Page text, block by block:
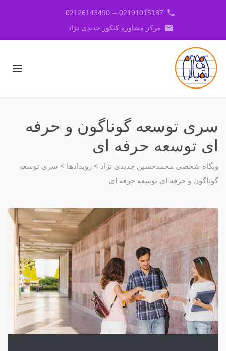
phone
02191015187 -- 02126143490
email مرکز مشاوره کنکور جدیدی نژاد
سری توسعه گوناگون و حرفه
ای توسعه حرفه ای
وبگاه شخصی محمدحسین جدیدی نژاد > رویدادها > سری توسعه
گوناگون و حرفه ای توسعه حرفه ای